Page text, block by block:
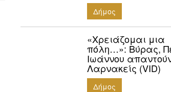
Δήμος
«Χρειάζομαι μια
πόλη…»: Βύρας,
Ιωάννου
Λαρνακείς (VID)
Δήμος